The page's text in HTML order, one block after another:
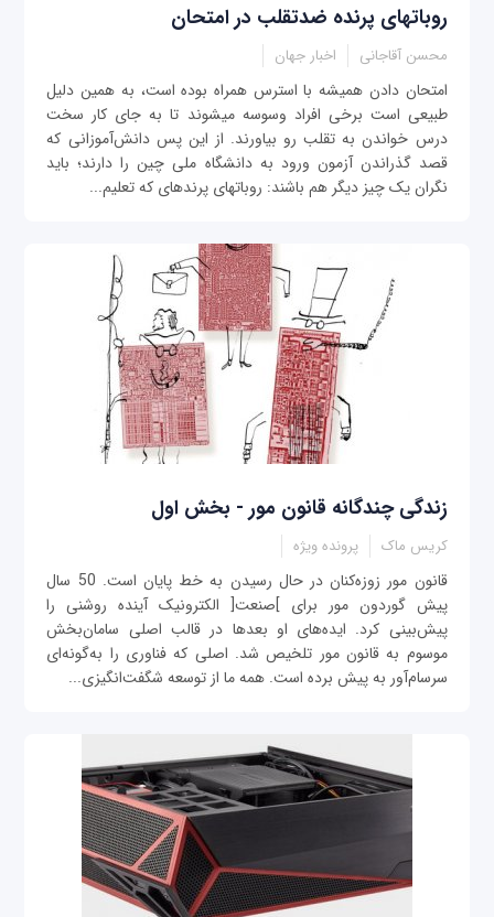
روبات‎های پرنده ضدتقلب در امتحان
محسن آقاجانی اخبار جهان
امتحان دادن همیشه با استرس همراه بوده است، به همین دلیل
طبیعی است برخی افراد وسوسه می‎شوند تا به جای کار سخت
درس خواندن به تقلب رو بیاورند. از این پس دانش‌آموزانی که
قصد گذراندن آزمون ورود به دانشگاه ملی چین را دارند؛ باید
نگران یک چیز دیگر هم باشند: روبات‎های پرنده‎ای که تعلیم...
زندگی‌ چندگانه قانون مور - بخش اول
کريس ماک پرونده ویژه
قانون مور زوزه‌کنان در حال رسیدن به خط پايان است. 50 سال
پيش گوردون مور برای ]صنعت[ الکترونيک آينده‌ روشنی را
پيش‌بينی کرد. ايده‌های او بعدها در قالب اصلی سامان‌بخش
موسوم به قانون مور تلخيص شد. اصلی که فناوری را به‌گونه‌ای
سرسام‌آور به پيش برده ‌است. همه ما از توسعه شگفت‌انگيزی...